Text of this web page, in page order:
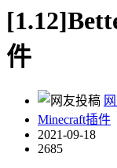
件
Minecraft插件
2021-09-18
2685